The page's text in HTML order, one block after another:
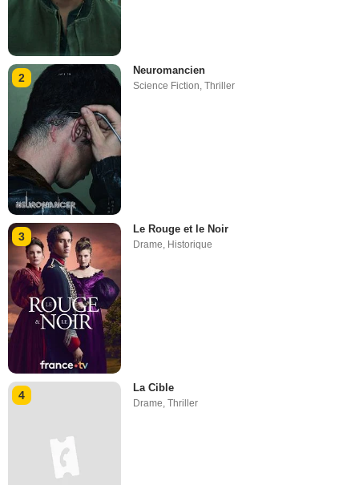
2
Neuromancien
Science Fiction,Thriller
3
Le Rouge et le Noir
Drame, Historique
4
La Cible
Drame,Thriller